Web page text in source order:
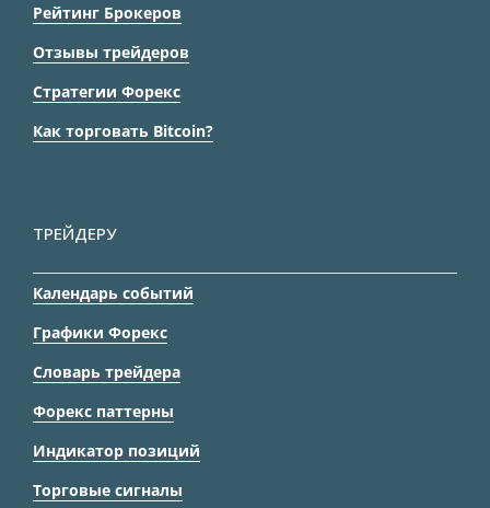
Рейтинг Брокеров
Отзывы трейдеров
Стратегии Форекс
Как торговать Bitcoin?
ТРЕЙДЕРУ
Календарь событий
Графики Форекс
Словарь трейдера
Форекс паттерны
Индикатор позиций
Торговые сигналы